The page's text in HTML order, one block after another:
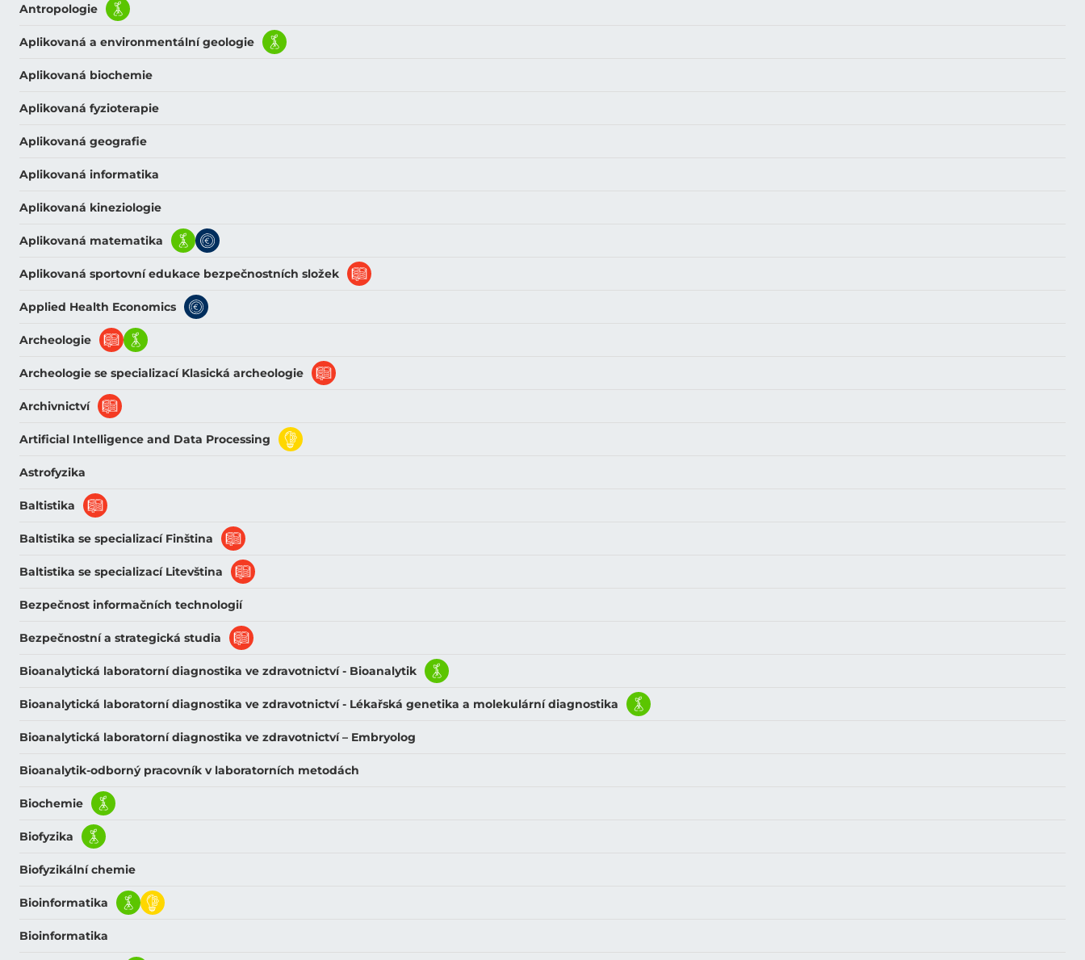
Antropologie
Aplikovaná a environmentální geologie
Aplikovaná biochemie
Aplikovaná fyzioterapie
Aplikovaná geografie
Aplikovaná informatika
Aplikovaná kineziologie
Aplikovaná matematika
Aplikovaná sportovní edukace bezpečnostních složek
Applied Health Economics
Archeologie
Archeologie se specializací Klasická archeologie
Archivnictví
Artificial Intelligence and Data Processing
Astrofyzika
Baltistika
Baltistika se specializací Finština
Baltistika se specializací Litevština
Bezpečnost informačních technologií
Bezpečnostní a strategická studia
Bioanalytická laboratorní diagnostika ve zdravotnictví - Bioanalytik
Bioanalytická laboratorní diagnostika ve zdravotnictví - Lékařská genetika a molekulární diagnostika
Bioanalytická laboratorní diagnostika ve zdravotnictví – Embryolog
Bioanalytik-odborný pracovník v laboratorních metodách
Biochemie
Biofyzika
Biofyzikální chemie
Bioinformatika
Bioinformatika